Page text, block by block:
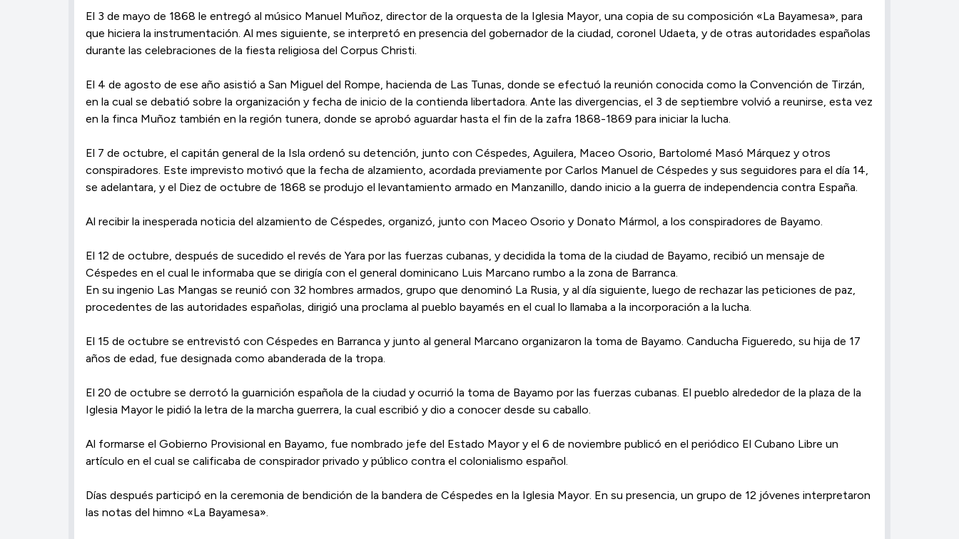
El 3 de mayo de 1868 le entregó al músico Manuel Muñoz, director de la orquesta de la Iglesia Mayor, una copia de su composición «La Bayamesa», para
que hiciera la instrumentación. Al mes siguiente, se interpretó en presencia del gobernador de la ciudad, coronel Udaeta, y de otras autoridades españolas
durante las celebraciones de la fiesta religiosa del Corpus Christi.
El 4 de agosto de ese año asistió a San Miguel del Rompe, hacienda de Las Tunas, donde se efectuó la reunión conocida como la Convención de Tirzán,
en la cual se debatió sobre la organización y fecha de inicio de la contienda libertadora. Ante las divergencias, el 3 de septiembre volvió a reunirse, esta vez
en la finca Muñoz también en la región tunera, donde se aprobó aguardar hasta el fin de la zafra 1868-1869 para iniciar la lucha.
El 7 de octubre, el capitán general de la Isla ordenó su detención, junto con Céspedes, Aguilera, Maceo Osorio, Bartolomé Masó Márquez y otros
conspiradores. Este imprevisto motivó que la fecha de alzamiento, acordada previamente por Carlos Manuel de Céspedes y sus seguidores para el día 14,
se adelantara, y el Diez de octubre de 1868 se produjo el levantamiento armado en Manzanillo, dando inicio a la guerra de independencia contra España.
Al recibir la inesperada noticia del alzamiento de Céspedes, organizó, junto con Maceo Osorio y Donato Mármol, a los conspiradores de Bayamo.
El 12 de octubre, después de sucedido el revés de Yara por las fuerzas cubanas, y decidida la toma de la ciudad de Bayamo, recibió un mensaje de
Céspedes en el cual le informaba que se dirigía con el general dominicano Luis Marcano rumbo a la zona de Barranca.
En su ingenio Las Mangas se reunió con 32 hombres armados, grupo que denominó La Rusia, y al día siguiente, luego de rechazar las peticiones de paz,
procedentes de las autoridades españolas, dirigió una proclama al pueblo bayamés en el cual lo llamaba a la incorporación a la lucha.
El 15 de octubre se entrevistó con Céspedes en Barranca y junto al general Marcano organizaron la toma de Bayamo. Canducha Figueredo, su hija de 17
años de edad, fue designada como abanderada de la tropa.
El 20 de octubre se derrotó la guarnición española de la ciudad y ocurrió la toma de Bayamo por las fuerzas cubanas. El pueblo alrededor de la plaza de la
Iglesia Mayor le pidió la letra de la marcha guerrera, la cual escribió y dio a conocer desde su caballo.
Al formarse el Gobierno Provisional en Bayamo, fue nombrado jefe del Estado Mayor y el 6 de noviembre publicó en el periódico El Cubano Libre un
artículo en el cual se calificaba de conspirador privado y público contra el colonialismo español.
Días después participó en la ceremonia de bendición de la bandera de Céspedes en la Iglesia Mayor. En su presencia, un grupo de 12 jóvenes interpretaron
las notas del himno «La Bayamesa».